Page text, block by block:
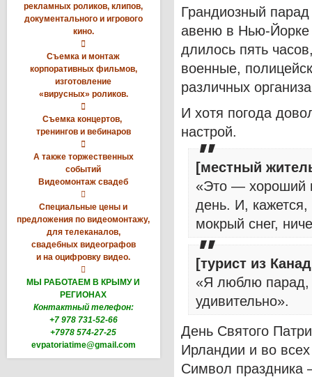
рекламных роликов, клипов,
документального и игрового
кино.

Съемка и монтаж
корпоративных фильмов,
изготовление
«вирусных» роликов.

Съемка концертов,
тренингов и вебинаров

А также торжественных
событий
Видеомонтаж свадеб

Специальные цены и
предложения по видеомонтажу,
для телеканалов,
свадебных видеографов
и на оцифровку видео.

МЫ РАБОТАЕМ В КРЫМУ И
РЕГИОНАХ
Контактный телефон:
+7 978 731-52-66
+7978 574-27-25
evpatoriatime@gmail.com
Грандиозный
авеню в Нью-Йорке
длилось пять
военные,
различных
И хотя погода
настрой.
[местный
«Это — хороший
день. И, кажется,
мокрый снег,
[турист из
«Я люблю парад,
удивительно».
День Святого
Ирландии и во
Символ праздника